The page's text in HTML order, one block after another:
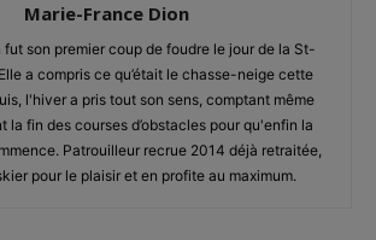
Marie-France Dion
son premier coup de foudre le jour de la St-
a compris ce qu’était le chasse-neige cette
l'hiver a pris tout son sens, comptant même
la fin des courses d’obstacles pour qu'enfin la
Patrouilleur recrue 2014 déjà retraitée,
pour le plaisir et en profite au maximum.